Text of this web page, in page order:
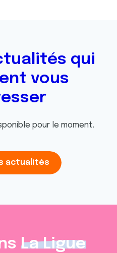
qui
vous
pour le moment.
actualités
La Ligue